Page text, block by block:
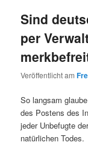
Sind
per
Veröffentlicht am
So langsam
des Postens des
jeder Unbefugte
natürlichen Todes.